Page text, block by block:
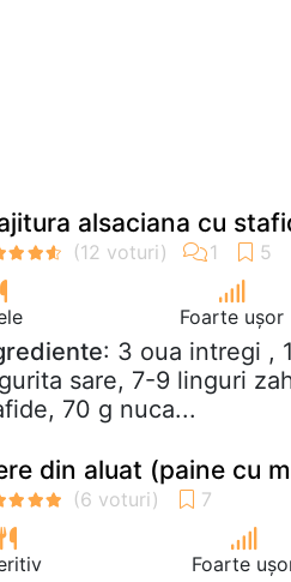
alsaciana cu
Foarte ușor
: 3 oua intregi ,
sare, 7-9 linguri
70 g nuca...
din aluat (paine cu
Foarte